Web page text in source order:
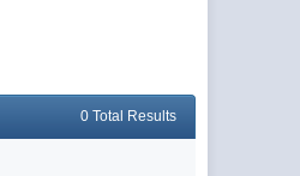
0 Total Results